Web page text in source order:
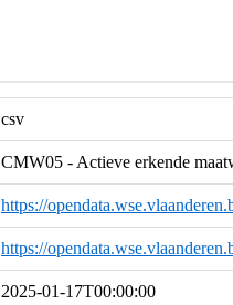
csv
CMW05 - Actieve erkende
https://
https://
2025-01-17T00:00:00